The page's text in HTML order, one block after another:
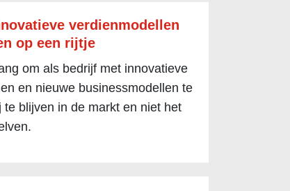
verdienmodellen
op een rijtje
om als bedrijf met innovatieve
en nieuwe businessmodellen te
te blijven in de markt en niet het